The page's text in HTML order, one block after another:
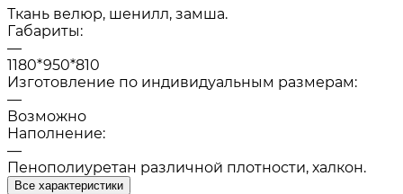
Ткань велюр, шенилл, замша.
Габариты:
—
1180*950*810
Изготовление по индивидуальным размерам:
—
Возможно
Наполнение:
—
Пенополиуретан различной плотности, халкон.
Все характеристики